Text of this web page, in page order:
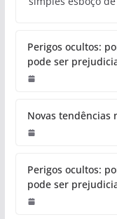
Perigos ocultos:
pode ser
Novas tendências
Perigos ocultos:
pode ser